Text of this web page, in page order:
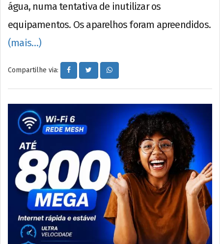
água, numa tentativa de inutilizar os
equipamentos. Os aparelhos foram apreendidos.
(mais…)
Compartilhe via: